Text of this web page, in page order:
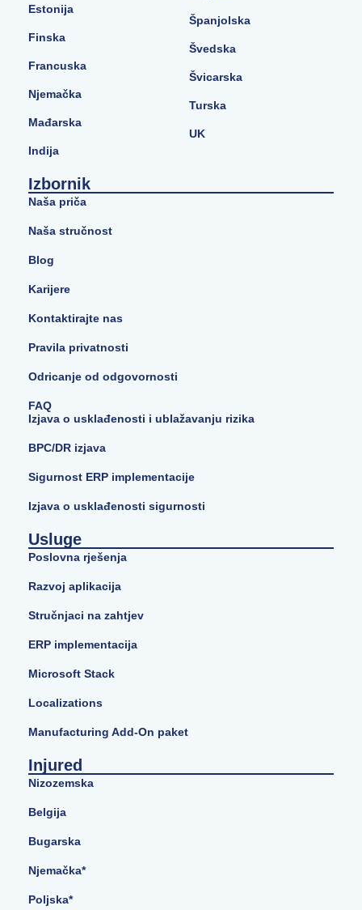
Estonija
Finska
Francuska
Njemačka
Mađarska
Indija
Španjolska
Švedska
Švicarska
Turska
UK
Izbornik
Naša priča
Naša stručnost
Blog
Karijere
Kontaktirajte nas
Pravila privatnosti
Odricanje od odgovornosti
FAQ
Izjava o usklađenosti i ublažavanju rizika
BPC/DR izjava
Sigurnost ERP implementacije
Izjava o usklađenosti sigurnosti
Usluge
Poslovna rješenja
Razvoj aplikacija
Stručnjaci na zahtjev
ERP implementacija
Microsoft Stack
Localizations
Manufacturing Add-On paket
Injured
Nizozemska
Belgija
Bugarska
Njemačka*
Poljska*